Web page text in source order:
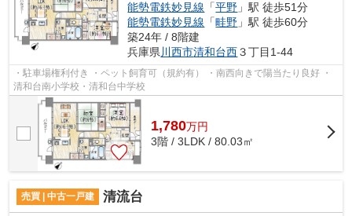
能勢電鉄妙見線 「平野 」駅 徒歩51分
能勢電鉄妙見線 「畦野 」駅 徒歩60分
築24年 / 8階建
兵庫県 川西市清和台西３丁目1-44
・駐車場権利付き ・ペット飼育可（規約有） ・南西向きで陽当たり良好 ・
清和台南小学校・清和台中学校
1,780万円
3階 / 3LDK / 80.03㎡
売買 | 中古一戸建 清流台